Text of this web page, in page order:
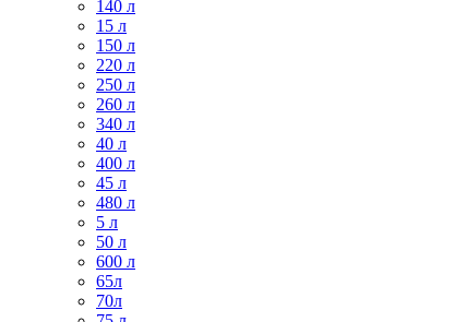
140 л
15 л
150 л
220 л
250 л
260 л
340 л
40 л
400 л
45 л
480 л
5 л
50 л
600 л
65л
70л